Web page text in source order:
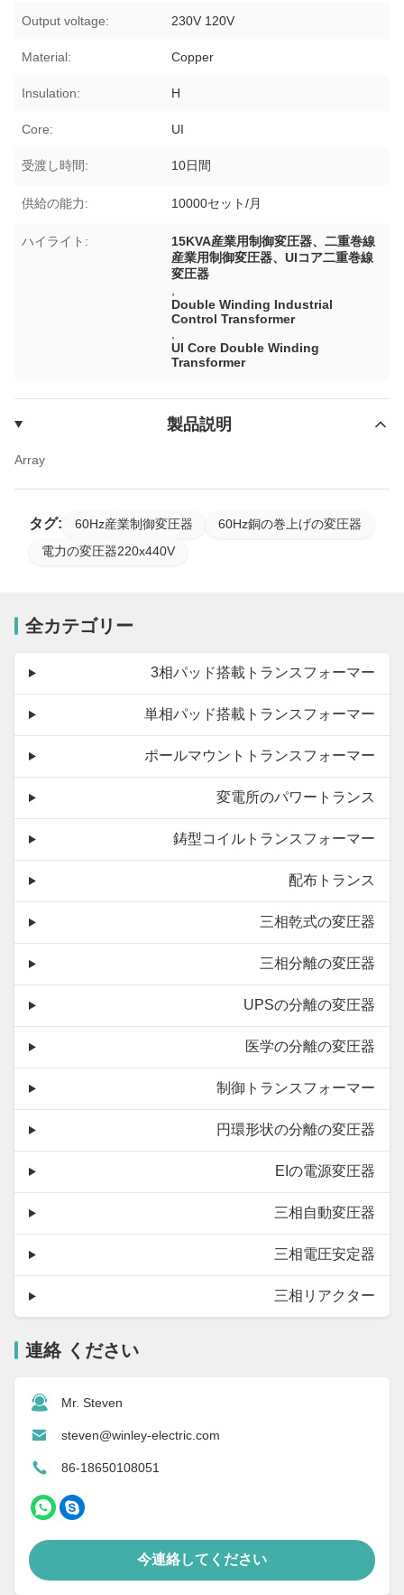
Output voltage: 230V 120V
Material: Copper
Insulation: H
Core: UI
受渡し時間: 10日間
供給の能力: 10000セット/月
ハイライト:
15KVA産業用制御変圧器、二重巻線
産業用制御変圧器、UIコア二重巻線
変圧器
Double Winding Industrial
Control Transformer
UI Core Double Winding
Transformer
製品説明
Array
タグ: 60Hz産業制御変圧器
60Hz銅の巻上げの変圧器
電力の変圧器220x440V
全カテゴリー
3相パッド搭載トランスフォーマー
単相パッド搭載トランスフォーマー
ポールマウントトランスフォーマー
変電所のパワートランス
鋳型コイルトランスフォーマー
配布トランス
三相乾式の変圧器
三相分離の変圧器
UPSの分離の変圧器
医学の分離の変圧器
制御トランスフォーマー
円環形状の分離の変圧器
EIの電源変圧器
三相自動変圧器
三相電圧安定器
三相リアクター
連絡 ください
Mr. Steven
steven@winley-electric.com
86-18650108051
今連絡してください